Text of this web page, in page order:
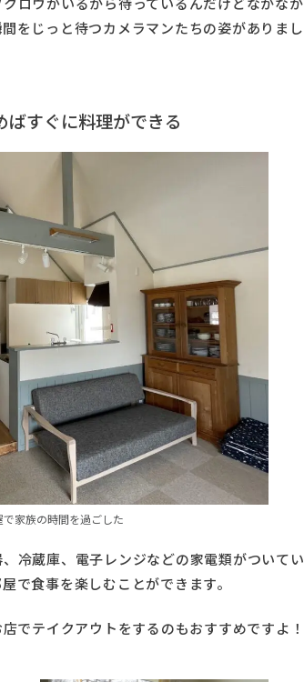
をじっと待つカメラマンたちの姿がありまし
すぐに料理ができる
家族の時間を過ごした
冷蔵庫、電子レンジなどの家電類がついてい
で食事を楽しむことができます。
でテイクアウトをするのもおすすめですよ！